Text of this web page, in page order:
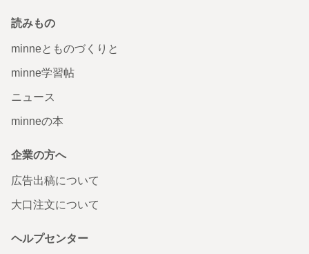
読みもの
minneとものづくりと
minne学習帖
ニュース
minneの本
企業の方へ
広告出稿について
大口注文について
ヘルプセンター